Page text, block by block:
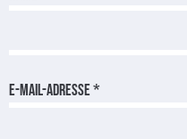
E-Mail-Adresse*